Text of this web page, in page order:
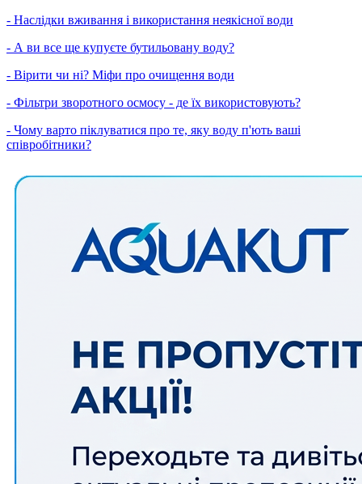
- Наслідки вживання і використання неякісної води
- А ви все ще купуєте бутильовану воду?
- Вірити чи ні? Міфи про очищення води
- Фільтри зворотного осмосу - де їх використовують?
- Чому варто піклуватися про те, яку воду п'ють ваші
співробітники?